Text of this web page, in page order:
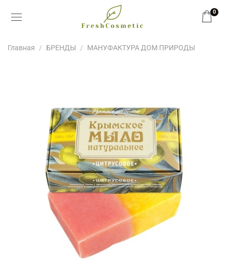
0
Главная БРЕНДЫ МАНУФАКТУРА ДОМ ПРИРОДЫ